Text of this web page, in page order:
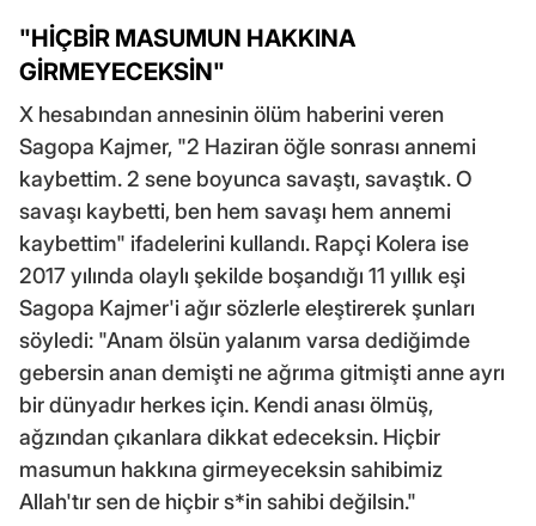
"HİÇBİR MASUMUN HAKKINA
GİRMEYECEKSİN"
X hesabından annesinin ölüm haberini veren
Sagopa Kajmer, "2 Haziran öğle sonrası annemi
kaybettim. 2 sene boyunca savaştı, savaştık. O
savaşı kaybetti, ben hem savaşı hem annemi
kaybettim" ifadelerini kullandı. Rapçi Kolera ise
2017 yılında olaylı şekilde boşandığı 11 yıllık eşi
Sagopa Kajmer'i ağır sözlerle eleştirerek şunları
söyledi: "Anam ölsün yalanım varsa dediğimde
gebersin anan demişti ne ağrıma gitmişti anne ayrı
bir dünyadır herkes için. Kendi anası ölmüş,
ağzından çıkanlara dikkat edeceksin. Hiçbir
masumun hakkına girmeyeceksin sahibimiz
Allah'tır sen de hiçbir s*in sahibi değilsin."